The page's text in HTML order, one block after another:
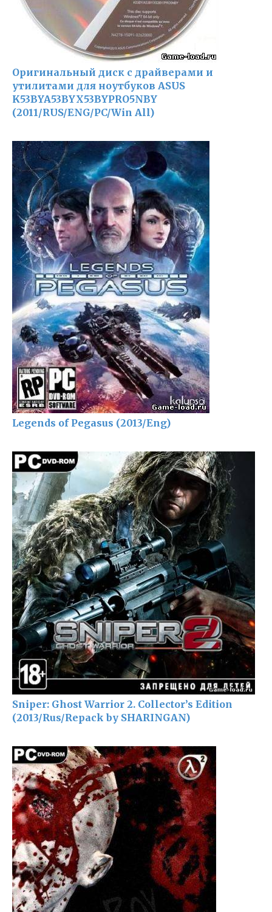
Оригинальный диск с драйверами и
утилитами для ноутбуков ASUS
K53BYA53BYX53BYPRO5NBY
(2011/RUS/ENG/PC/Win All)
Legends of Pegasus (2013/Eng)
Sniper: Ghost Warrior 2. Collector’s Edition
(2013/Rus/Repack by SHARINGAN)